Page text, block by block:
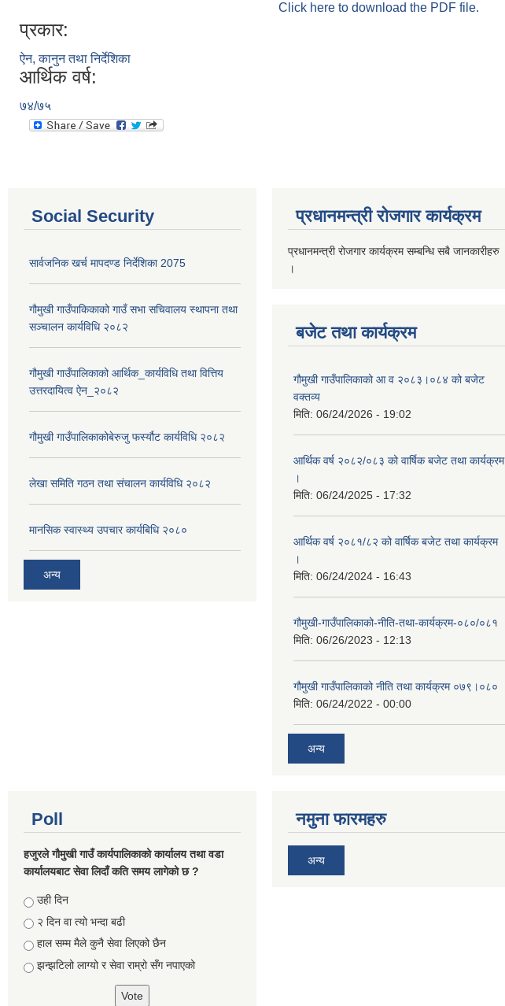
Click here to download the PDF file.
प्रकार:
ऐन, कानुन तथा निर्देशिका
आर्थिक वर्ष:
७४/७५
Social Security
सार्वजनिक खर्च मापदण्ड निर्देशिका 2075
गौमुखी गाउँपाकिकाको गाउँ सभा सचिवालय स्थापना तथा
सञ्चालन कार्यविधि २०८२
गौमुखी गाउँपालिकाको आर्थिक_कार्यविधि तथा वित्तिय
उत्तरदायित्व ऐन_२०८२
गौमुखी गाउँपालिकाकोबेरुजु फर्स्यौट कार्यविधि २०८२
लेखा समिति गठन तथा संचालन कार्यविधि २०८२
मानसिक स्वास्थ्य उपचार कार्यबिधि २०८०
अन्य
प्रधानमन्त्री रोजगार कार्यक्रम
प्रधानमन्त्री रोजगार कार्यक्रम सम्बन्धि सबै जानकारीहरु
।
बजेट तथा कार्यक्रम
गौमुखी गाउँपालिकाको आ व २०८३।०८४ को बजेट
वक्तव्य
मिति: 06/24/2026 - 19:02
आर्थिक वर्ष २०८२/०८३ को वार्षिक बजेट तथा कार्यक्रम
।
मिति: 06/24/2025 - 17:32
आर्थिक वर्ष २०८१/८२ को वार्षिक बजेट तथा कार्यक्रम
।
मिति: 06/24/2024 - 16:43
गौमुखी-गाउँपालिकाको-नीति-तथा-कार्यक्रम-०८०/०८१
मिति: 06/26/2023 - 12:13
गौमुखी गाउँपालिकाको नीति तथा कार्यक्रम ०७९।०८०
मिति: 06/24/2022 - 00:00
अन्य
Poll
हजुरले गौमुखी गाउँ कार्यपालिकाको कार्यालय तथा वडा
कार्यालयबाट सेवा लिदाँ कति समय लागेको छ ?
Choices
उही दिन
२ दिन वा त्यो भन्दा बढी
हाल सम्म मैले कुनै सेवा लिएको छैन
झन्झटिलो लाग्यो र सेवा राम्रो सँग नपाएको
नमुना फारमहरु
अन्य